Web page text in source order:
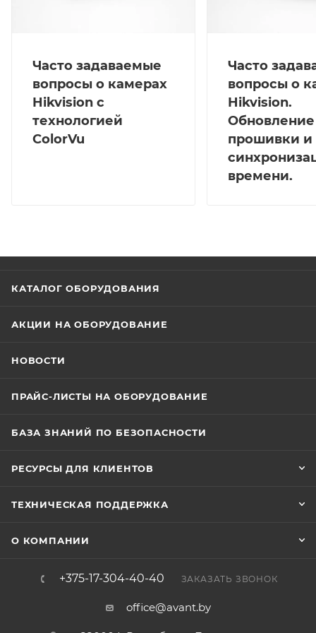
Часто задаваемые
вопросы о камерах
Hikvision с
технологией
ColorVu
Часто
вопросы о
Hikvision.
Обновление
прошивки и
времени.
КАТАЛОГ ОБОРУДОВАНИЯ
АКЦИИ НА ОБОРУДОВАНИЕ
НОВОСТИ
ПРАЙС-ЛИСТЫ НА ОБОРУДОВАНИЕ
БАЗА ЗНАНИЙ ПО БЕЗОПАСНОСТИ
РЕСУРСЫ ДЛЯ КЛИЕНТОВ
ТЕХНИЧЕСКАЯ ПОДДЕРЖКА
О КОМПАНИИ
+375-17-304-40-40 ЗАКАЗАТЬ ЗВОНОК
office@avant.by